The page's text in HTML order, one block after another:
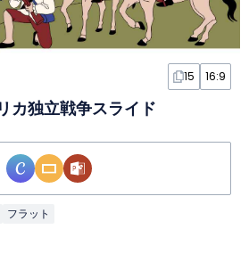
15 16:9
カ独立戦争スライド
フラット